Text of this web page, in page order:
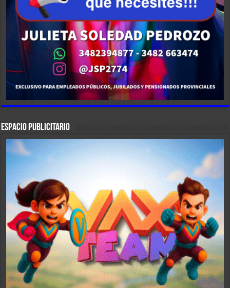
ESPACIO PUBLICITARIO